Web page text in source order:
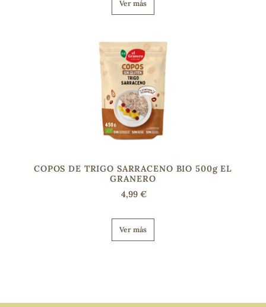
Ver más
COPOS DE TRIGO SARRACENO BIO 500g EL
GRANERO
4,99 €
Ver más